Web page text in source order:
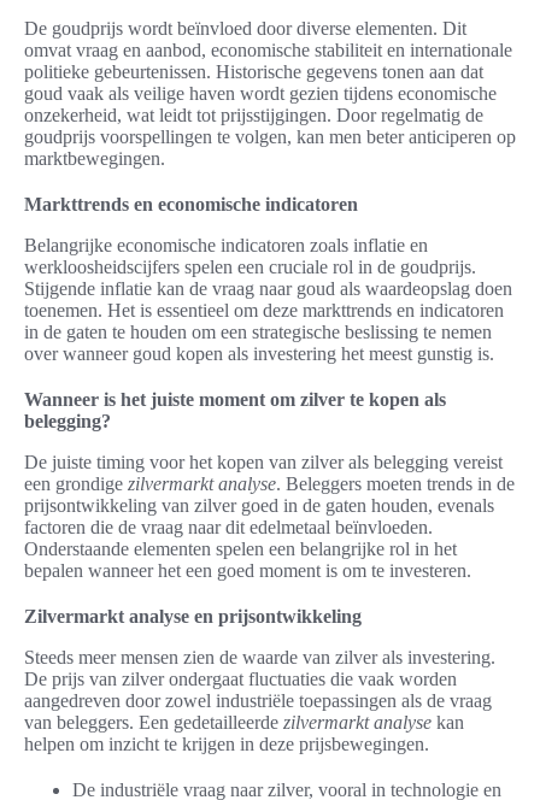
De goudprijs wordt beïnvloed door diverse elementen. Dit
omvat vraag en aanbod, economische stabiliteit en internationale
politieke gebeurtenissen. Historische gegevens tonen aan dat
goud vaak als veilige haven wordt gezien tijdens economische
onzekerheid, wat leidt tot prijsstijgingen. Door regelmatig de
goudprijs voorspellingen te volgen, kan men beter anticiperen op
marktbewegingen.
Markttrends en economische indicatoren
Belangrijke economische indicatoren zoals inflatie en
werkloosheidscijfers spelen een cruciale rol in de goudprijs.
Stijgende inflatie kan de vraag naar goud als waardeopslag doen
toenemen. Het is essentieel om deze markttrends en indicatoren
in de gaten te houden om een strategische beslissing te nemen
over wanneer goud kopen als investering het meest gunstig is.
Wanneer is het juiste moment om zilver te kopen als
belegging?
De juiste timing voor het kopen van zilver als belegging vereist
een grondige zilvermarkt analyse. Beleggers moeten trends in de
prijsontwikkeling van zilver goed in de gaten houden, evenals
factoren die de vraag naar dit edelmetaal beïnvloeden.
Onderstaande elementen spelen een belangrijke rol in het
bepalen wanneer het een goed moment is om te investeren.
Zilvermarkt analyse en prijsontwikkeling
Steeds meer mensen zien de waarde van zilver als investering.
De prijs van zilver ondergaat fluctuaties die vaak worden
aangedreven door zowel industriële toepassingen als de vraag
van beleggers. Een gedetailleerde zilvermarkt analyse kan
helpen om inzicht te krijgen in deze prijsbewegingen.
De industriële vraag naar zilver, vooral in technologie en